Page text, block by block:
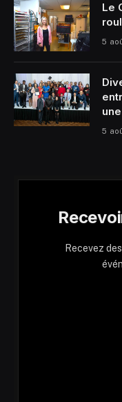
Le
5
5
Recevez